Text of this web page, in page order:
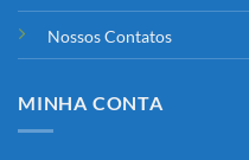
Nossos Contatos
MINHA CONTA